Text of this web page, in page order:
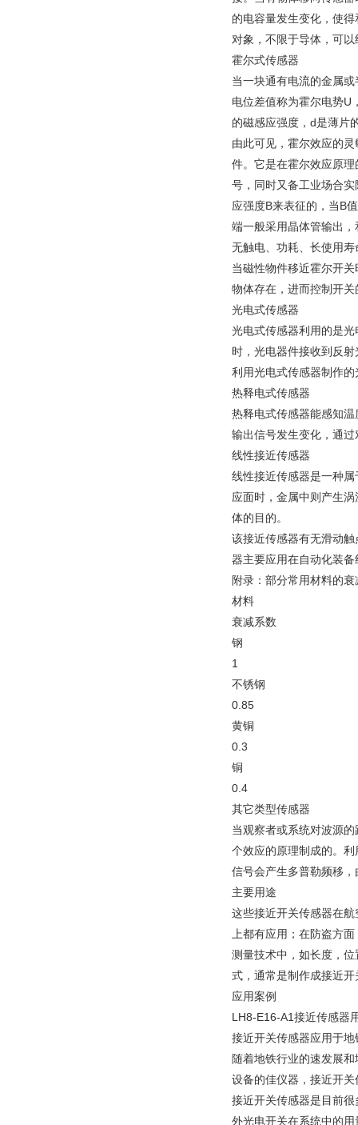
的电容量发生变化，使
对象，不限于导体，可
霍尔式传感器
当一块通有电流的金属
电位差值称为霍尔电势U
的磁感应强度，d是薄片
由此可见，霍尔效应的
件。它是在霍尔效应原
号，同时又备工业场合
应强度B来表征的，当B
端一般采用晶体管输出
无触电、功耗、长使用
当磁性物件移近霍尔开
物体存在，进而控制开
光电式传感器
光电式传感器利用的是
时，光电器件接收到反
利用光电式传感器制作
热释电式传感器
热释电式传感器能感知
输出信号发生变化，通
线性接近传感器
线性接近传感器是一种
应面时，金属中则产生
体的目的。
该接近传感器有无滑动
器主要应用在自动化装
附录：部分常用材料的衰
材料
衰减系数
钢
1
不锈钢
0.85
黄铜
0.3
铜
0.4
其它类型传感器
当观察者或系统对波源
个效应的原理制成的。
信号会产生多普勒频移
主要用途
这些接近开关传感器在
上都有应用；在防盗方
测量技术中，如长度，
式，通常是制作成接近开
应用案例
LH8-E16-A1接近传感器
接近开关传感器应用于地
随着地铁行业的速发展
设备的佳仪器，接近开
接近开关传感器是目前
外光电开关在系统中的